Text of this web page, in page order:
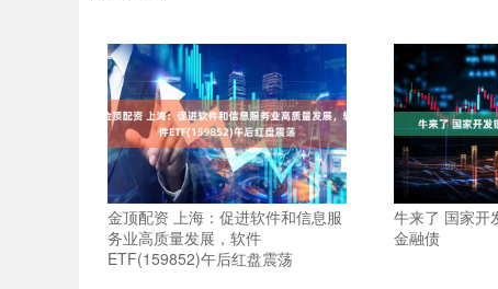
金顶配资 上海：促进软件和信息服
务业高质量发展，软件
ETF(159852)午后红盘震荡
牛来了 国家开
金融债